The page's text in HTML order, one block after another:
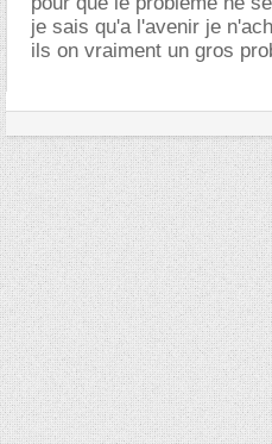
je sais qu'a l'avenir je
ils on vraiment un gros